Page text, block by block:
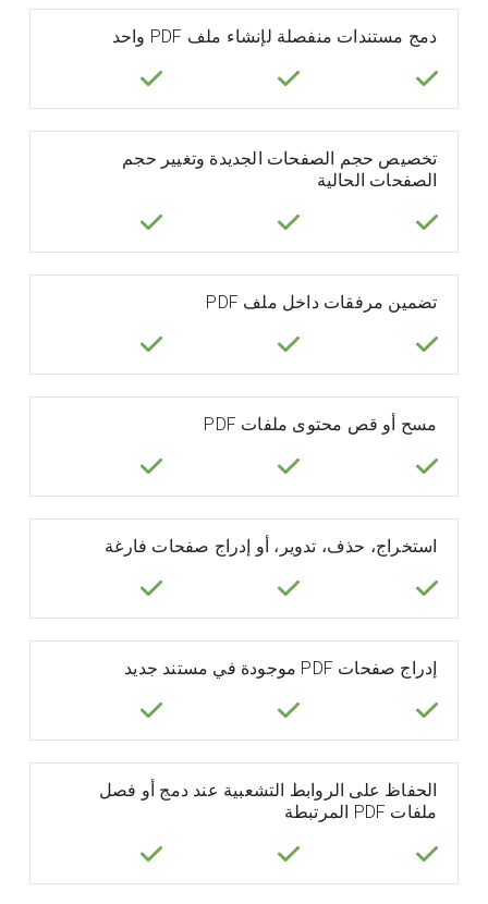
دمج مستندات منفصلة لإنشاء ملف PDF واحد
تخصيص حجم الصفحات الجديدة وتغيير حجم
الصفحات الحالية
تضمين مرفقات داخل ملف PDF
مسح أو قص محتوى ملفات PDF
استخراج، حذف، تدوير، أو إدراج صفحات فارغة
إدراج صفحات PDF موجودة في مستند جديد
الحفاظ على الروابط التشعبية عند دمج أو فصل
ملفات PDF المرتبطة